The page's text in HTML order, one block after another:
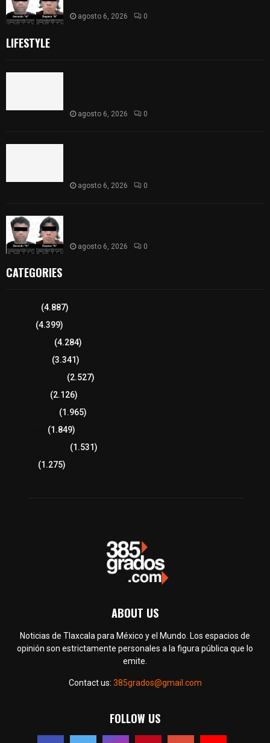
agosto 6, 2026 0
LIFESTYLE
agosto 6, 2026 0
agosto 6, 2026 0
agosto 6, 2026 0
CATEGORIES
(4.887)
(4.399)
(4.284)
(3.341)
(2.527)
(2.126)
(1.965)
(1.849)
(1.531)
(1.275)
ABOUT US
Noticias de Tlaxcala para México y el Mundo. Los espacios de
opinión son estrictamente personales a la figura pública que lo
emite.
Contact us: 385grados@gmail.com
FOLLOW US